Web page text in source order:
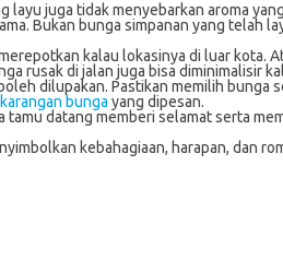
juga tidak menyebarkan aroma
Bukan bunga simpanan yang telah
kalau lokasinya di luar kota.
rusak di jalan juga bisa diminimalisir
dilupakan. Pastikan memilih
karangan bunga yang dipesan.
datang memberi selamat serta
kebahagiaan, harapan, dan